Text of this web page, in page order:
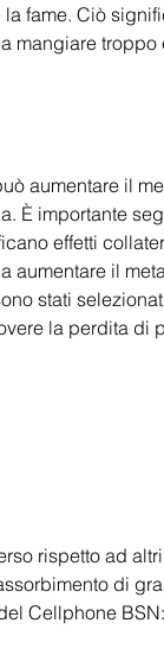
fame. Ciò
mangiare
aumentare il
È importante
effetti
aumentare il
stati
la perdita di
rispetto ad
di
Cellphone